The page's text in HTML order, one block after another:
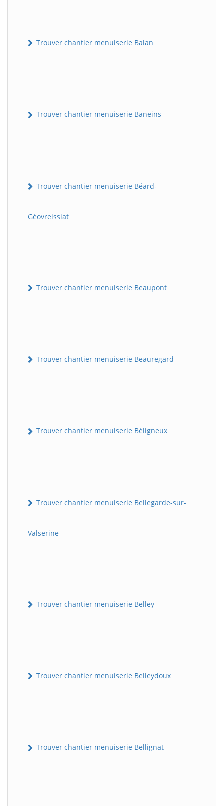
Trouver chantier menuiserie Balan
Trouver chantier menuiserie Baneins
Trouver chantier menuiserie Béard-
Géovreissiat
Trouver chantier menuiserie Beaupont
Trouver chantier menuiserie Beauregard
Trouver chantier menuiserie Béligneux
Trouver chantier menuiserie Bellegarde-sur-
Valserine
Trouver chantier menuiserie Belley
Trouver chantier menuiserie Belleydoux
Trouver chantier menuiserie Bellignat